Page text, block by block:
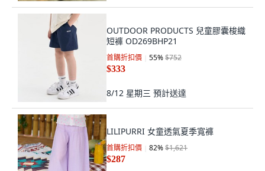
OUTDOOR PRODUCTS 兒童膠囊梭織
短褲 OD269BHP21
首購折扣價 55%$752
$333
8/12 星期三 預計送達
LILIPURRI 女童透氣夏季寬褲
首購折扣價 82%$1,621
$287